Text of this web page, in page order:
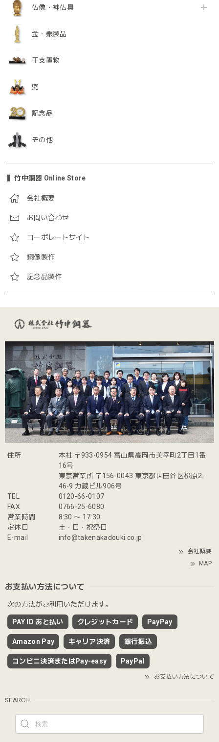
仏像・神仏具
金・銀製品
干支置物
兜
記念品
その他
竹中銅器 Online Store
会社概要
お問い合わせ
コーポレートサイト
銅像製作
記念品製作
住所
本社 〒933-0954 富山県高岡市美幸町2丁目1番
16号
東京営業所 〒156-0043 東京都世田谷区松原2-
46-9 力蔵ビル906号
TEL
0120-66-0107
FAX
0766-25-6080
営業時間
8:30 〜 17:30
定休日
土・日・祝祭日
E-mail
info@takenakadouki.co.jp
会社概要
MAP
お支払い方法について
次の方法がご利用いただけます。
PAY ID あと払い クレジットカード PayPay
Amazon Pay キャリア決済 銀行振込
コンビニ決済またはPay-easy PayPal
お支払い方法について
SEARCH